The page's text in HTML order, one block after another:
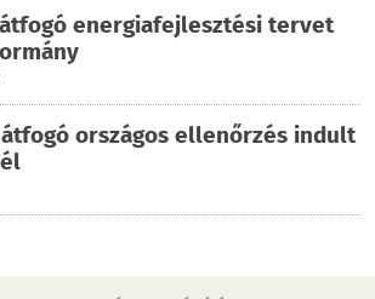
energiafejlesztési tervet
országos ellenőrzés indult